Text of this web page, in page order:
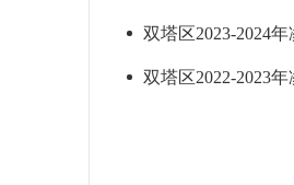
双塔区2023-2024
双塔区2022-2023